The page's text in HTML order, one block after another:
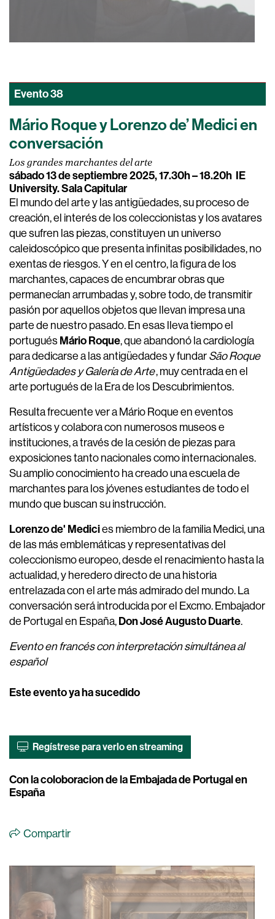
Evento38
Mário Roque y Lorenzo de’ Medici en
conversación
Los grandes marchantes del arte
sábado 13 de septiembre 2025, 17.30h – 18.20h IE
University. Sala Capitular
El mundo del arte y las antigüedades, su proceso de
creación, el interés de los coleccionistas y los avatares
que sufren las piezas, constituyen un universo
caleidoscópico que presenta infinitas posibilidades, no
exentas de riesgos. Y en el centro, la figura de los
marchantes, capaces de encumbrar obras que
permanecían arrumbadas y, sobre todo, de transmitir
pasión por aquellos objetos que llevan impresa una
parte de nuestro pasado. En esas lleva tiempo el
portugués Mário Roque, que abandonó la cardiología
para dedicarse a las antigüedades y fundar São Roque
Antigüedades y Galería de Arte, muy centrada en el
arte portugués de la Era de los Descubrimientos.
Resulta frecuente ver a Mário Roque en eventos
artísticos y colabora con numerosos museos e
instituciones, a través de la cesión de piezas para
exposiciones tanto nacionales como internacionales.
Su amplio conocimiento ha creado una escuela de
marchantes para los jóvenes estudiantes de todo el
mundo que buscan su instrucción.
Lorenzo de' Medicies miembro de la familia Medici, una
de las más emblemáticas y representativas del
coleccionismo europeo, desde el renacimiento hasta la
actualidad, y heredero directo de una historia
entrelazada con el arte más admirado del mundo. La
conversación será introducida por el Excmo. Embajador
de Portugal en España, Don José Augusto Duarte.
Evento en francés con interpretación simultánea al
español
Este evento ya ha sucedido
Regístrese para verlo en streaming
Con la coloboracion de la Embajada de Portugal en
España
Compartir